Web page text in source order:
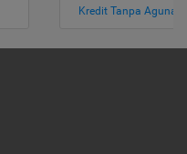
Kredit Tanpa Agunan